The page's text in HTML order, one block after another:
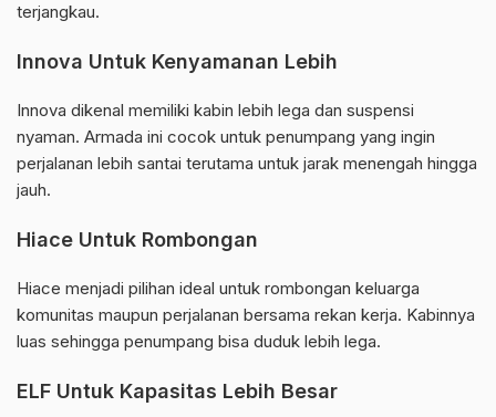
terjangkau.
Innova Untuk Kenyamanan Lebih
Innova dikenal memiliki kabin lebih lega dan suspensi
nyaman. Armada ini cocok untuk penumpang yang ingin
perjalanan lebih santai terutama untuk jarak menengah hingga
jauh.
Hiace Untuk Rombongan
Hiace menjadi pilihan ideal untuk rombongan keluarga
komunitas maupun perjalanan bersama rekan kerja. Kabinnya
luas sehingga penumpang bisa duduk lebih lega.
ELF Untuk Kapasitas Lebih Besar